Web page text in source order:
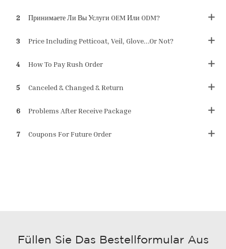
2 Принимаете Ли Вы Услуги OEM Или ODM?
3 Price Including Petticoat, Veil, Glove...or Not?
4 How To Pay Rush Order
5 Canceled & Changed & Return
6 Problems After Receive Package
7 Coupons For Future Order
Füllen Sie Das Bestellformular Aus